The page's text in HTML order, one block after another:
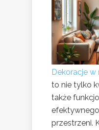
Dekoracje w
to nie tylko
także
przestrzeni.